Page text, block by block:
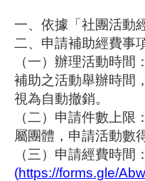
一、依據「社團活動
二、申請補助經費事
（一）辦理活動時
補助之活動舉辦時間
視為自動撤銷。
（二）申請件數上
屬團體，申請活動數
（三）申請經費時間
(https://forms.gle/